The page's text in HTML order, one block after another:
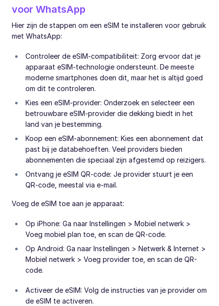
voor WhatsApp
Hier zijn de stappen om een eSIM te installeren voor gebruik
met WhatsApp:
Controleer de eSIM-compatibiliteit: Zorg ervoor dat je
apparaat eSIM-technologie ondersteunt. De meeste
moderne smartphones doen dit, maar het is altijd goed
om dit te controleren.
Kies een eSIM-provider: Onderzoek en selecteer een
betrouwbare eSIM-provider die dekking biedt in het
land van je bestemming.
Koop een eSIM-abonnement: Kies een abonnement dat
past bij je databehoeften. Veel providers bieden
abonnementen die speciaal zijn afgestemd op reizigers.
Ontvang je eSIM QR-code: Je provider stuurt je een
QR-code, meestal via e-mail.
Voeg de eSIM toe aan je apparaat:
Op iPhone: Ga naar Instellingen > Mobiel netwerk >
Voeg mobiel plan toe, en scan de QR-code.
Op Android: Ga naar Instellingen > Netwerk & Internet >
Mobiel netwerk > Voeg provider toe, en scan de QR-
code.
Activeer de eSIM: Volg de instructies van je provider om
de eSIM te activeren.